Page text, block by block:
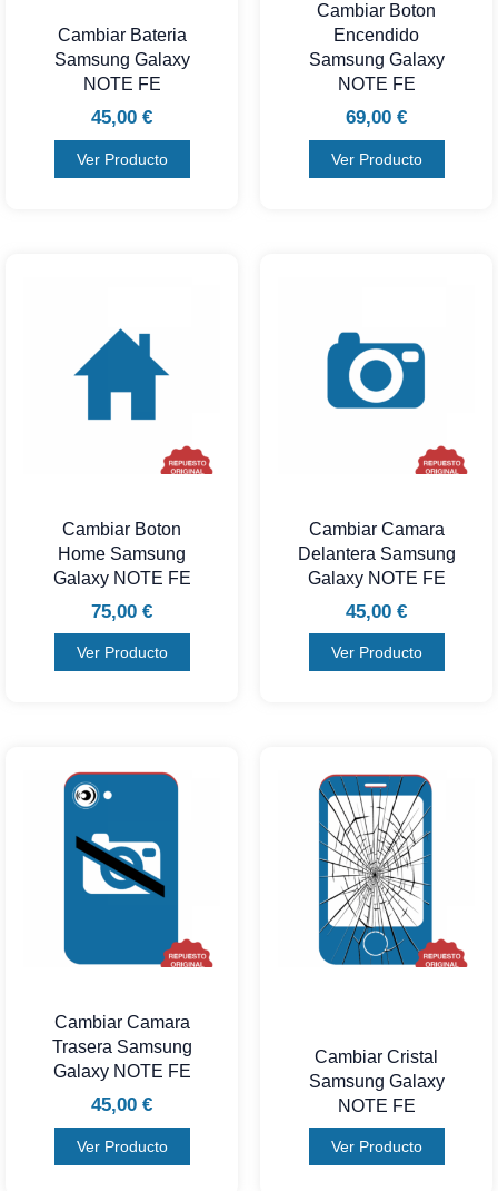
Cambiar Bateria
Samsung Galaxy
NOTE FE
45,00 €
Ver Producto
Cambiar Boton
Encendido
Samsung Galaxy
NOTE FE
69,00 €
Ver Producto
Cambiar Boton
Home Samsung
Galaxy NOTE FE
75,00 €
Ver Producto
Cambiar Camara
Delantera Samsung
Galaxy NOTE FE
45,00 €
Ver Producto
Cambiar Camara
Trasera Samsung
Galaxy NOTE FE
45,00 €
Ver Producto
Cambiar Cristal
Samsung Galaxy
NOTE FE
Ver Producto